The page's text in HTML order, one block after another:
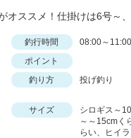
釣行時間
08:00～11:00
ポイント
釣り方 投げ釣り
サイズ
シロギス～
～～15cmく
らい、ヒイ